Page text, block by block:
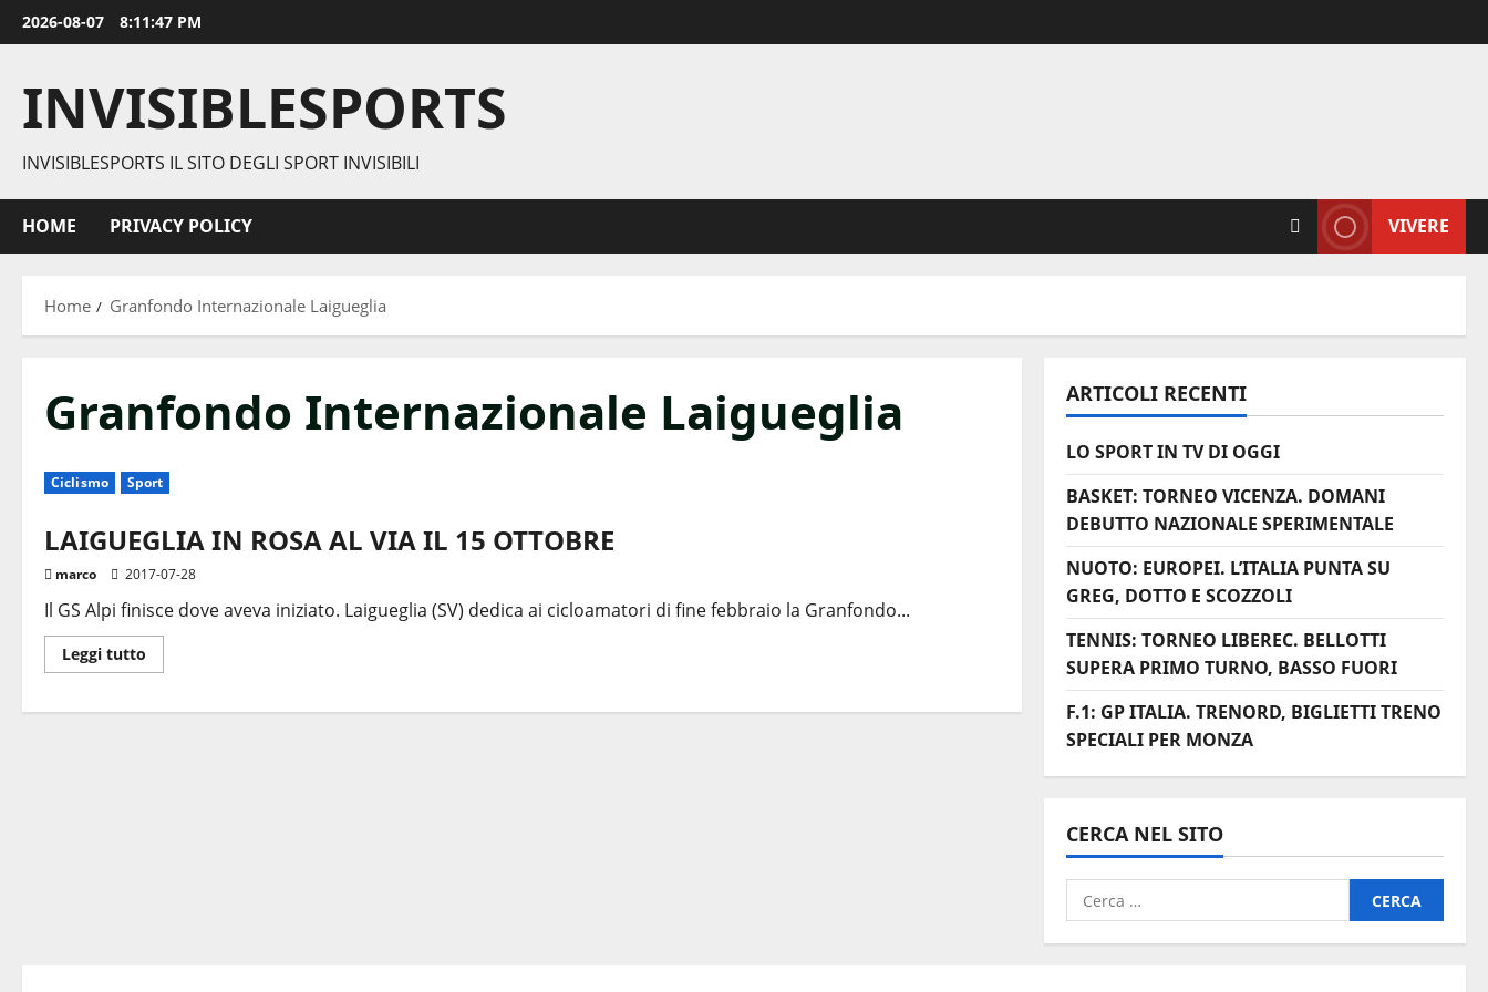
Vai
al
2026-08-07 8:11:47 PM
INVISIBLESPORTS
INVISIBLESPORTS IL SITO DEGLI SPORT INVISIBILI
HOME PRIVACY POLICY VIVERE
Home Granfondo Internazionale Laigueglia
Granfondo Internazionale Laigueglia
Ciclismo Sport
LAIGUEGLIA IN ROSA AL VIA IL 15 OTTOBRE
marco 2017-07-28
Il GS Alpi finisce dove aveva iniziato. Laigueglia (SV) dedica ai cicloamatori di fine febbraio la Granfondo...
Leggi tutto
di
LAIGUEGLIA
ARTICOLI RECENTI
LO SPORT IN TV DI OGGI
BASKET: TORNEO VICENZA. DOMANI
DEBUTTO NAZIONALE SPERIMENTALE
NUOTO: EUROPEI. L’ITALIA PUNTA SU
GREG, DOTTO E SCOZZOLI
TENNIS: TORNEO LIBEREC. BELLOTTI
SUPERA PRIMO TURNO, BASSO FUORI
F.1: GP ITALIA. TRENORD, BIGLIETTI TRENO
SPECIALI PER MONZA
CERCA NEL SITO
Ricerca
per: